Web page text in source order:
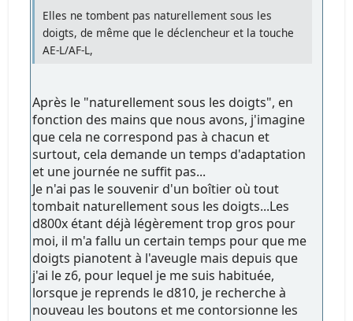
Elles ne tombent pas naturellement sous les
doigts, de même que le déclencheur et la touche
AE-L/AF-L,
Après le "naturellement sous les doigts", en
fonction des mains que nous avons, j'imagine
que cela ne correspond pas à chacun et
surtout, cela demande un temps d'adaptation
et une journée ne suffit pas...
Je n'ai pas le souvenir d'un boîtier où tout
tombait naturellement sous les doigts...Les
d800x étant déjà légèrement trop gros pour
moi, il m'a fallu un certain temps pour que me
doigts pianotent à l'aveugle mais depuis que
j'ai le z6, pour lequel je me suis habituée,
lorsque je reprends le d810, je recherche à
nouveau les boutons et me contorsionne les